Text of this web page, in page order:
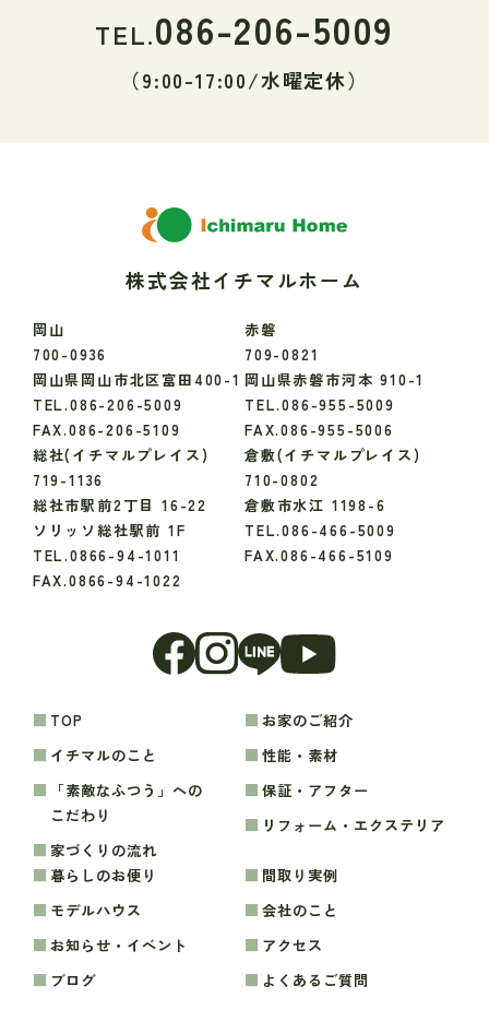
TEL.086-206-5009
（9:00-17:00/水曜定休）
株式会社イチマルホーム
岡山
700-0936
岡山県岡山市北区富田400-1
TEL.086-206-5009
FAX.086-206-5109
赤磐
709-0821
岡山県赤磐市河本 910-1
TEL.086-955-5009
FAX.086-955-5006
総社(イチマルプレイス)
719-1136
総社市駅前2丁目 16-22
ソリッソ総社駅前 1F
TEL.0866-94-1011
FAX.0866-94-1022
倉敷(イチマルプレイス)
710-0802
倉敷市水江 1198-6
TEL.086-466-5009
FAX.086-466-5109
TOP
イチマルのこと
「素敵なふつう」への
こだわり
家づくりの流れ
お家のご紹介
性能・素材
保証・アフター
リフォーム・エクステリア
暮らしのお便り
モデルハウス
お知らせ・イベント
ブログ
間取り実例
会社のこと
アクセス
よくあるご質問